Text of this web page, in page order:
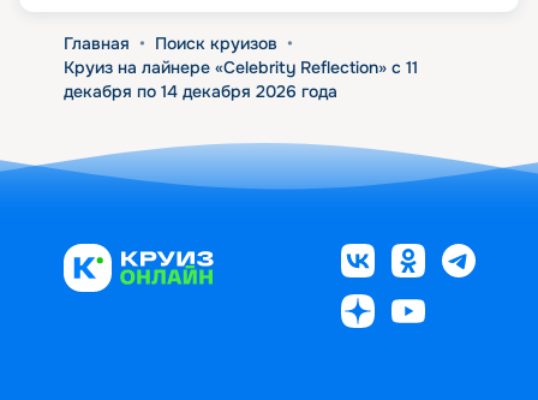
Главная • Поиск круизов •
Круиз на лайнере «Celebrity Reflection» с 11
декабря по 14 декабря 2026 года